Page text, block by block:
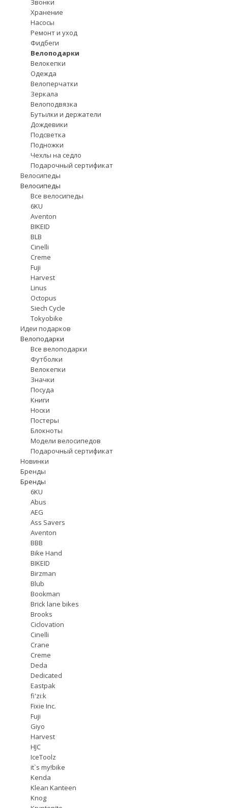
Звонки
Хранение
Насосы
Ремонт и уход
Фидбеги
Велоподарки
Велокепки
Одежда
Велоперчатки
Зеркала
Велоподвязка
Бутылки и держатели
Дождевики
Подсветка
Подножки
Чехлы на седло
Подарочный сертификат
Велосипеды
Велосипеды
Все велосипеды
6KU
Aventon
BIKEID
BLB
Cinelli
Creme
Fuji
Harvest
Linus
Octopus
Siech Cycle
Tokyobike
Идеи подарков
Велоподарки
Все велоподарки
Футболки
Велокепки
Значки
Посуда
Книги
Носки
Постеры
Блокноты
Модели велосипедов
Подарочный сертификат
Новинки
Бренды
Бренды
6KU
Abus
AEG
Ass Savers
Aventon
BBB
Bike Hand
BIKEID
Birzman
Blub
Bookman
Brick lane bikes
Brooks
Ciclovation
Cinelli
Crane
Creme
Deda
Dedicated
Eastpak
fi'zi:k
Fixie Inc.
Fuji
Giyo
Harvest
HJC
IceToolz
it`s my!bike
Kenda
Klean Kanteen
Knog